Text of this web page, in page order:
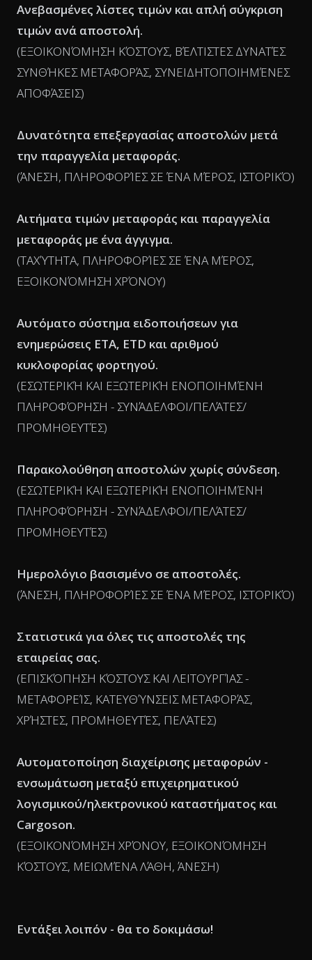
Ανεβασμένες λίστες τιμών και απλή σύγκριση
τιμών ανά αποστολή.
(ΕΞΟΙΚΟΝΌΜΗΣΗ ΚΌΣΤΟΥΣ, ΒΈΛΤΙΣΤΕΣ ΔΥΝΑΤΈΣ
ΣΥΝΘΉΚΕΣ ΜΕΤΑΦΟΡΆΣ, ΣΥΝΕΙΔΗΤΟΠΟΙΗΜΈΝΕΣ
ΑΠΟΦΆΣΕΙΣ)
Δυνατότητα επεξεργασίας αποστολών μετά
την παραγγελία μεταφοράς.
(ΆΝΕΣΗ, ΠΛΗΡΟΦΟΡΊΕΣ ΣΕ ΈΝΑ ΜΈΡΟΣ, ΙΣΤΟΡΙΚΌ)
Αιτήματα τιμών μεταφοράς και παραγγελία
μεταφοράς με ένα άγγιγμα.
(ΤΑΧΎΤΗΤΑ, ΠΛΗΡΟΦΟΡΊΕΣ ΣΕ ΈΝΑ ΜΈΡΟΣ,
ΕΞΟΙΚΟΝΌΜΗΣΗ ΧΡΌΝΟΥ)
Αυτόματο σύστημα ειδοποιήσεων για
ενημερώσεις ETA, ETD και αριθμού
κυκλοφορίας φορτηγού.
(ΕΣΩΤΕΡΙΚΉ ΚΑΙ ΕΞΩΤΕΡΙΚΉ ΕΝΟΠΟΙΗΜΈΝΗ
ΠΛΗΡΟΦΌΡΗΣΗ - ΣΥΝΆΔΕΛΦΟΙ/ΠΕΛΆΤΕΣ/
ΠΡΟΜΗΘΕΥΤΈΣ)
Παρακολούθηση αποστολών χωρίς σύνδεση.
(ΕΣΩΤΕΡΙΚΉ ΚΑΙ ΕΞΩΤΕΡΙΚΉ ΕΝΟΠΟΙΗΜΈΝΗ
ΠΛΗΡΟΦΌΡΗΣΗ - ΣΥΝΆΔΕΛΦΟΙ/ΠΕΛΆΤΕΣ/
ΠΡΟΜΗΘΕΥΤΈΣ)
Ημερολόγιο βασισμένο σε αποστολές.
(ΆΝΕΣΗ, ΠΛΗΡΟΦΟΡΊΕΣ ΣΕ ΈΝΑ ΜΈΡΟΣ, ΙΣΤΟΡΙΚΌ)
Στατιστικά για όλες τις αποστολές της
εταιρείας σας.
(ΕΠΙΣΚΌΠΗΣΗ ΚΌΣΤΟΥΣ ΚΑΙ ΛΕΙΤΟΥΡΓΊΑΣ -
ΜΕΤΑΦΟΡΕΊΣ, ΚΑΤΕΥΘΎΝΣΕΙΣ ΜΕΤΑΦΟΡΆΣ,
ΧΡΉΣΤΕΣ, ΠΡΟΜΗΘΕΥΤΈΣ, ΠΕΛΆΤΕΣ)
Αυτοματοποίηση διαχείρισης μεταφορών -
ενσωμάτωση μεταξύ επιχειρηματικού
λογισμικού/ηλεκτρονικού καταστήματος και
Cargoson.
(ΕΞΟΙΚΟΝΌΜΗΣΗ ΧΡΌΝΟΥ, ΕΞΟΙΚΟΝΌΜΗΣΗ
ΚΌΣΤΟΥΣ, ΜΕΙΩΜΈΝΑ ΛΆΘΗ, ΆΝΕΣΗ)
Εντάξει λοιπόν - θα το δοκιμάσω!